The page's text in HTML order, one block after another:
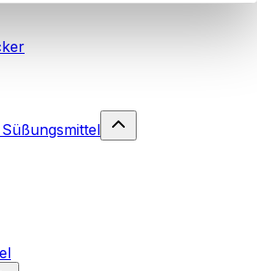
über die Verarbeitung Ihrer Daten
„Details“ und „Über
jederzeit in den
Webseite ändern oder